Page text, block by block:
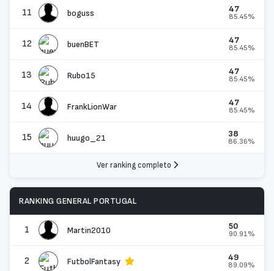
11 boguss 47
85.45%
12 buenBET 47
85.45%
13 Rubo15 47
85.45%
14 FrankLionWar 47
85.45%
15 huugo_21 38
86.36%
Ver ranking completo
RANKING GENERAL PORTUGAL
1 Martin2010 50
90.91%
2 FutbolFantasy 49
89.09%